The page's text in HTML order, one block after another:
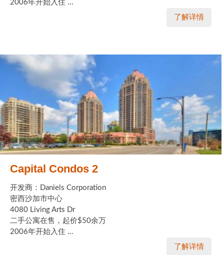
2006年开始入住 ...
了解详情
Capital Condos 2
开发商：Daniels Corporation
密西沙加市中心
4080 Living Arts Dr
二手公寓在售，起价$50余万
2006年开始入住 ...
了解详情